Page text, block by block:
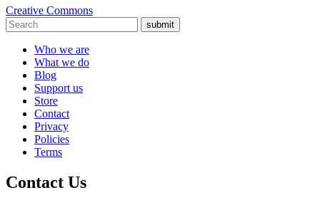
Creative Commons
submit
Who we are
What we do
Blog
Support us
Store
Contact
Privacy
Policies
Terms
Contact Us